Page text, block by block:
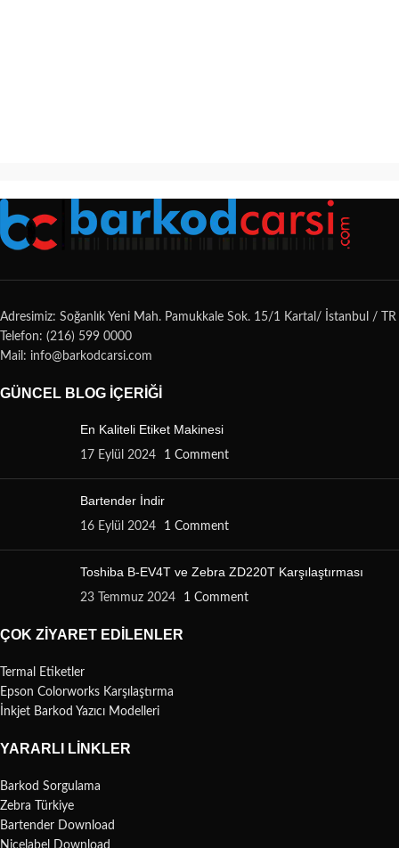
Adresimiz: Soğanlık Yeni Mah. Pamukkale Sok. 15/1 Kartal/ İstanbul / TR
Telefon: (216) 599 0000
Mail: info@barkodcarsi.com
GÜNCEL BLOG İÇERIĞI
En Kaliteli Etiket Makinesi
17 Eylül 2024 1 Comment
Bartender İndir
16 Eylül 2024 1 Comment
Toshiba B-EV4T ve Zebra ZD220T Karşılaştırması
23 Temmuz 2024 1 Comment
ÇOK ZIYARET EDILENLER
Termal Etiketler
Epson Colorworks Karşılaştırma
İnkjet Barkod Yazıcı Modelleri
YARARLI LINKLER
Barkod Sorgulama
Zebra Türkiye
Bartender Download
Nicelabel Download